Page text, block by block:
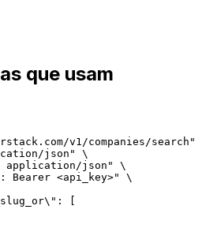
que usam
v1/companies/search"
json" \
application/json" \
Bearer <api_key>" \
[